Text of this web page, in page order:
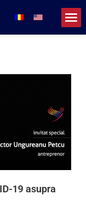
19 asupra